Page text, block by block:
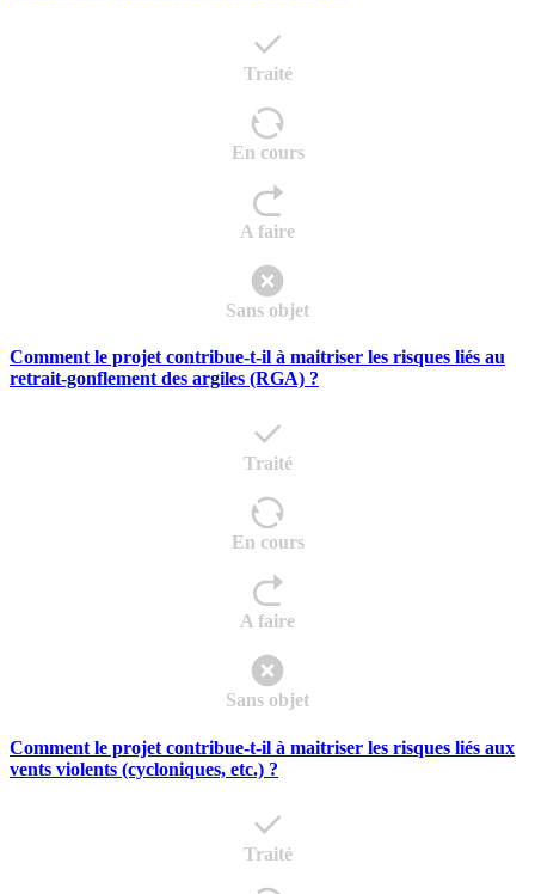
Traité
En cours
A faire
Sans objet
Comment le projet contribue-t-il à maitriser les risques liés au
retrait-gonflement des argiles (RGA) ?
Traité
En cours
A faire
Sans objet
Comment le projet contribue-t-il à maitriser les risques liés aux
vents violents (cycloniques, etc.) ?
Traité